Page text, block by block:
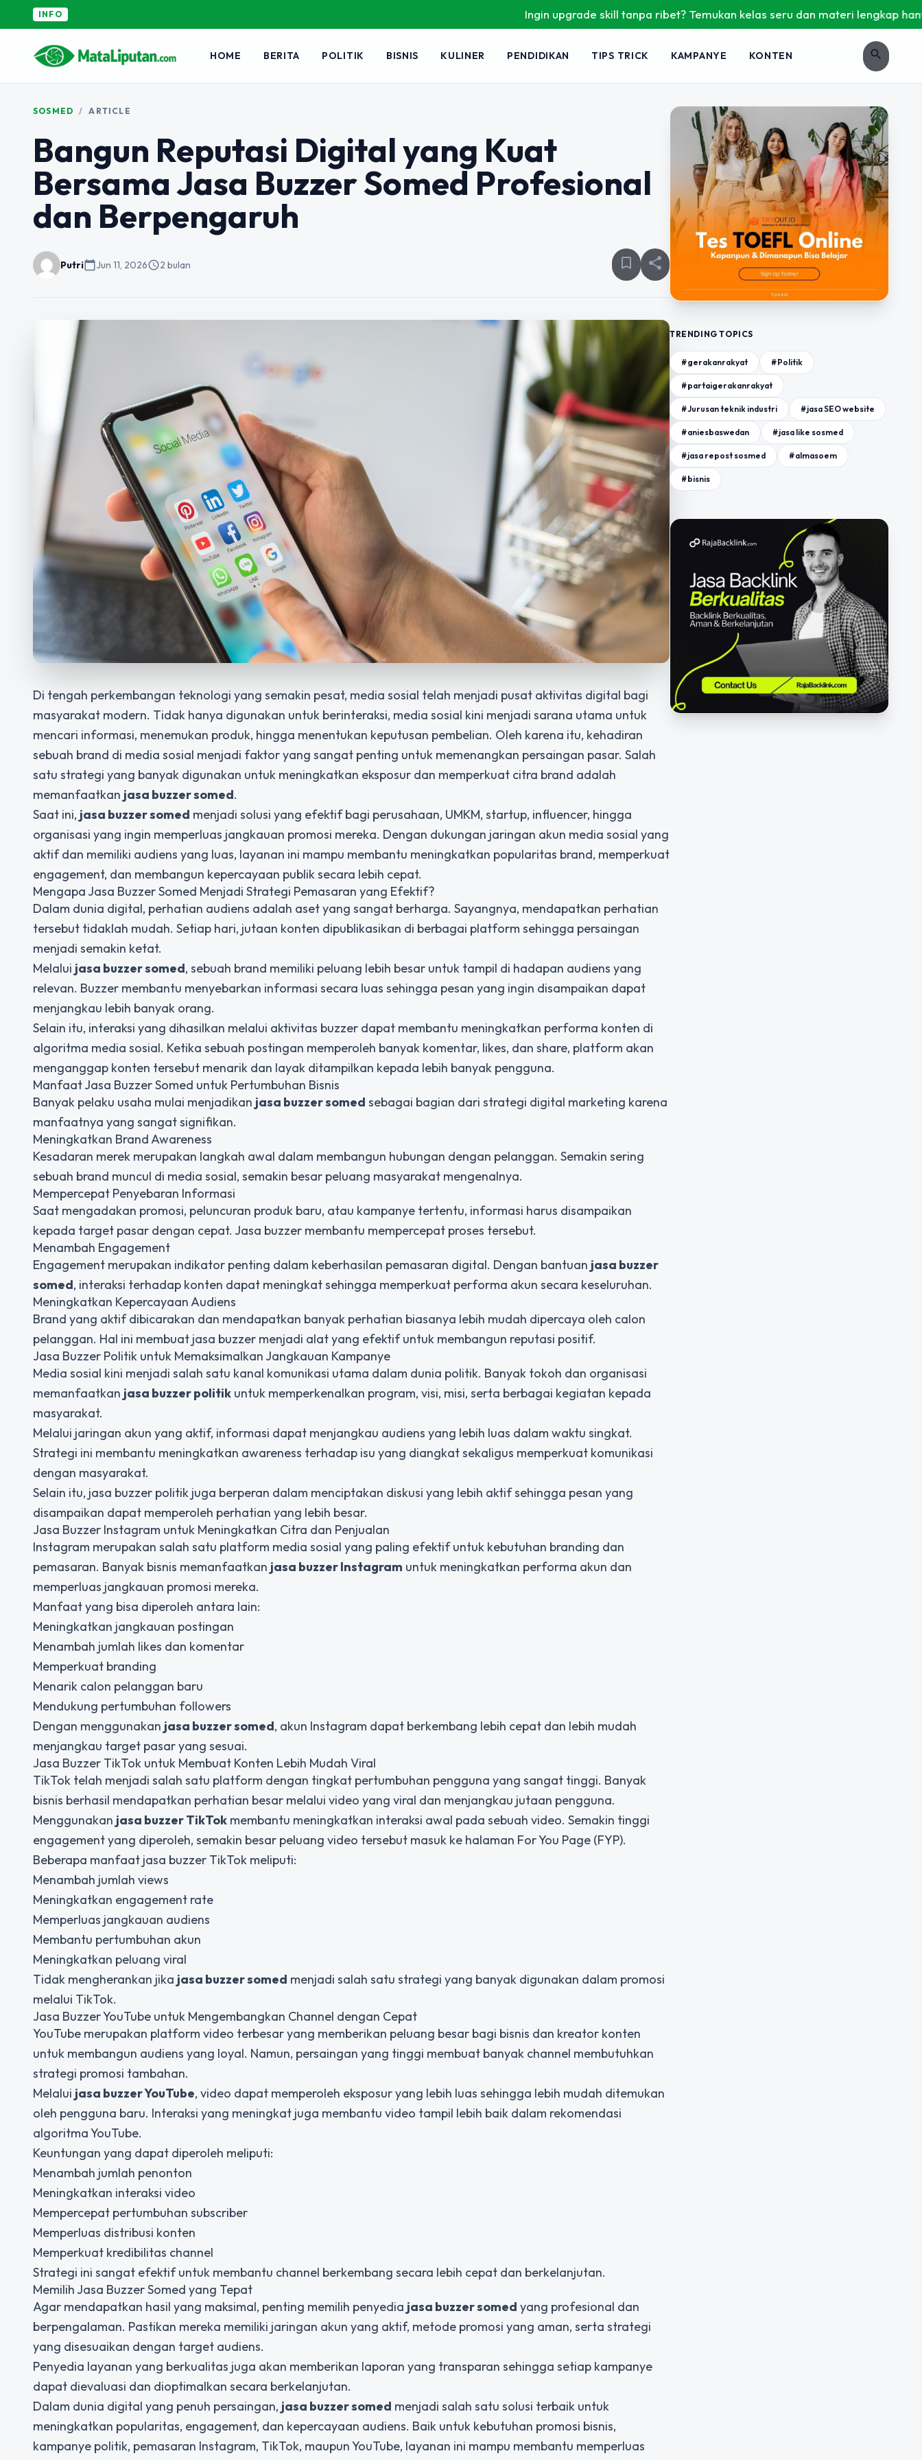
INFO Ingin upgrade skill tanpa ribet? Temukan kelas seru dan materi lengkap hanya di
HOME BERITA POLITIK BISNIS KULINER PENDIDIKAN TIPS TRICK KAMPANYE KONTEN search
SOSMED / ARTICLE
Bangun Reputasi Digital yang Kuat
Bersama Jasa Buzzer Somed Profesional
dan Berpengaruh
Putricalendar_todayJun 11, 2026schedule2 bulan bookmark_border share
Di tengah perkembangan teknologi yang semakin pesat, media sosial telah menjadi pusat aktivitas digital bagi
masyarakat modern. Tidak hanya digunakan untuk berinteraksi, media sosial kini menjadi sarana utama untuk
mencari informasi, menemukan produk, hingga menentukan keputusan pembelian. Oleh karena itu, kehadiran
sebuah brand di media sosial menjadi faktor yang sangat penting untuk memenangkan persaingan pasar. Salah
satu strategi yang banyak digunakan untuk meningkatkan eksposur dan memperkuat citra brand adalah
memanfaatkan jasa buzzer somed.
Saat ini, jasa buzzer somed menjadi solusi yang efektif bagi perusahaan, UMKM, startup, influencer, hingga
organisasi yang ingin memperluas jangkauan promosi mereka. Dengan dukungan jaringan akun media sosial yang
aktif dan memiliki audiens yang luas, layanan ini mampu membantu meningkatkan popularitas brand, memperkuat
engagement, dan membangun kepercayaan publik secara lebih cepat.
Mengapa Jasa Buzzer Somed Menjadi Strategi Pemasaran yang Efektif?
Dalam dunia digital, perhatian audiens adalah aset yang sangat berharga. Sayangnya, mendapatkan perhatian
tersebut tidaklah mudah. Setiap hari, jutaan konten dipublikasikan di berbagai platform sehingga persaingan
menjadi semakin ketat.
Melalui jasa buzzer somed, sebuah brand memiliki peluang lebih besar untuk tampil di hadapan audiens yang
relevan. Buzzer membantu menyebarkan informasi secara luas sehingga pesan yang ingin disampaikan dapat
menjangkau lebih banyak orang.
Selain itu, interaksi yang dihasilkan melalui aktivitas buzzer dapat membantu meningkatkan performa konten di
algoritma media sosial. Ketika sebuah postingan memperoleh banyak komentar, likes, dan share, platform akan
menganggap konten tersebut menarik dan layak ditampilkan kepada lebih banyak pengguna.
Manfaat Jasa Buzzer Somed untuk Pertumbuhan Bisnis
Banyak pelaku usaha mulai menjadikan jasa buzzer somed sebagai bagian dari strategi digital marketing karena
manfaatnya yang sangat signifikan.
Meningkatkan Brand Awareness
Kesadaran merek merupakan langkah awal dalam membangun hubungan dengan pelanggan. Semakin sering
sebuah brand muncul di media sosial, semakin besar peluang masyarakat mengenalnya.
Mempercepat Penyebaran Informasi
Saat mengadakan promosi, peluncuran produk baru, atau kampanye tertentu, informasi harus disampaikan
kepada target pasar dengan cepat. Jasa buzzer membantu mempercepat proses tersebut.
Menambah Engagement
Engagement merupakan indikator penting dalam keberhasilan pemasaran digital. Dengan bantuan jasa buzzer
somed, interaksi terhadap konten dapat meningkat sehingga memperkuat performa akun secara keseluruhan.
Meningkatkan Kepercayaan Audiens
Brand yang aktif dibicarakan dan mendapatkan banyak perhatian biasanya lebih mudah dipercaya oleh calon
pelanggan. Hal ini membuat jasa buzzer menjadi alat yang efektif untuk membangun reputasi positif.
Jasa Buzzer Politik untuk Memaksimalkan Jangkauan Kampanye
Media sosial kini menjadi salah satu kanal komunikasi utama dalam dunia politik. Banyak tokoh dan organisasi
memanfaatkan jasa buzzer politik untuk memperkenalkan program, visi, misi, serta berbagai kegiatan kepada
masyarakat.
Melalui jaringan akun yang aktif, informasi dapat menjangkau audiens yang lebih luas dalam waktu singkat.
Strategi ini membantu meningkatkan awareness terhadap isu yang diangkat sekaligus memperkuat komunikasi
dengan masyarakat.
Selain itu, jasa buzzer politik juga berperan dalam menciptakan diskusi yang lebih aktif sehingga pesan yang
disampaikan dapat memperoleh perhatian yang lebih besar.
Jasa Buzzer Instagram untuk Meningkatkan Citra dan Penjualan
Instagram merupakan salah satu platform media sosial yang paling efektif untuk kebutuhan branding dan
pemasaran. Banyak bisnis memanfaatkan jasa buzzer Instagram untuk meningkatkan performa akun dan
memperluas jangkauan promosi mereka.
Manfaat yang bisa diperoleh antara lain:
Meningkatkan jangkauan postingan
Menambah jumlah likes dan komentar
Memperkuat branding
Menarik calon pelanggan baru
Mendukung pertumbuhan followers
Dengan menggunakan jasa buzzer somed, akun Instagram dapat berkembang lebih cepat dan lebih mudah
menjangkau target pasar yang sesuai.
Jasa Buzzer TikTok untuk Membuat Konten Lebih Mudah Viral
TikTok telah menjadi salah satu platform dengan tingkat pertumbuhan pengguna yang sangat tinggi. Banyak
bisnis berhasil mendapatkan perhatian besar melalui video yang viral dan menjangkau jutaan pengguna.
Menggunakan jasa buzzer TikTok membantu meningkatkan interaksi awal pada sebuah video. Semakin tinggi
engagement yang diperoleh, semakin besar peluang video tersebut masuk ke halaman For You Page (FYP).
Beberapa manfaat jasa buzzer TikTok meliputi:
Menambah jumlah views
Meningkatkan engagement rate
Memperluas jangkauan audiens
Membantu pertumbuhan akun
Meningkatkan peluang viral
Tidak mengherankan jika jasa buzzer somed menjadi salah satu strategi yang banyak digunakan dalam promosi
melalui TikTok.
Jasa Buzzer YouTube untuk Mengembangkan Channel dengan Cepat
YouTube merupakan platform video terbesar yang memberikan peluang besar bagi bisnis dan kreator konten
untuk membangun audiens yang loyal. Namun, persaingan yang tinggi membuat banyak channel membutuhkan
strategi promosi tambahan.
Melalui jasa buzzer YouTube, video dapat memperoleh eksposur yang lebih luas sehingga lebih mudah ditemukan
oleh pengguna baru. Interaksi yang meningkat juga membantu video tampil lebih baik dalam rekomendasi
algoritma YouTube.
Keuntungan yang dapat diperoleh meliputi:
Menambah jumlah penonton
Meningkatkan interaksi video
Mempercepat pertumbuhan subscriber
Memperluas distribusi konten
Memperkuat kredibilitas channel
Strategi ini sangat efektif untuk membantu channel berkembang secara lebih cepat dan berkelanjutan.
Memilih Jasa Buzzer Somed yang Tepat
Agar mendapatkan hasil yang maksimal, penting memilih penyedia jasa buzzer somed yang profesional dan
berpengalaman. Pastikan mereka memiliki jaringan akun yang aktif, metode promosi yang aman, serta strategi
yang disesuaikan dengan target audiens.
Penyedia layanan yang berkualitas juga akan memberikan laporan yang transparan sehingga setiap kampanye
dapat dievaluasi dan dioptimalkan secara berkelanjutan.
Dalam dunia digital yang penuh persaingan, jasa buzzer somed menjadi salah satu solusi terbaik untuk
meningkatkan popularitas, engagement, dan kepercayaan audiens. Baik untuk kebutuhan promosi bisnis,
kampanye politik, pemasaran Instagram, TikTok, maupun YouTube, layanan ini mampu membantu memperluas
TRENDING TOPICS
#gerakanrakyat #Politik
#partaigerakanrakyat
#Jurusan teknik industri #jasa SEO website
#aniesbaswedan #jasa like sosmed
#jasa repost sosmed #almasoem
#bisnis